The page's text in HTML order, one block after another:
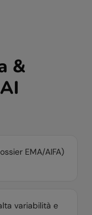
&
EMA/AIFA)
variabilità e